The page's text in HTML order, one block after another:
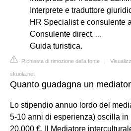
Interprete e traduttore
HR Specialist e consulente
Consulente direct. ...
Guida turistica.
Richiesta di rimozione della fonte |
skuola.net
Quanto guadagna un
Lo stipendio annuo lordo del
5-10 anni di esperienza) oscilla in
20.000 €. Il Mediatore